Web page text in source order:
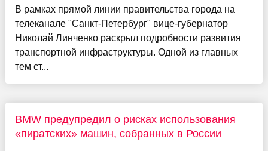
В рамках прямой линии правительства города на
телеканале "Санкт-Петербург" вице-губернатор
Николай Линченко раскрыл подробности развития
транспортной инфраструктуры. Одной из главных
тем ст...
BMW предупредил о рисках использования
«пиратских» машин, собранных в России